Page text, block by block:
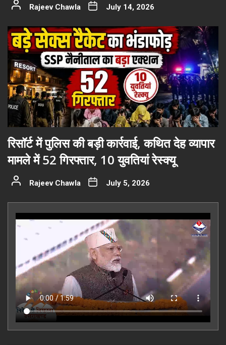
Rajeev Chawla July 14, 2026
रिसॉर्ट में पुलिस की बड़ी कार्रवाई, कथित देह व्यापार
मामले में 52 गिरफ्तार, 10 युवतियां रेस्क्यू
Rajeev Chawla July 5, 2026